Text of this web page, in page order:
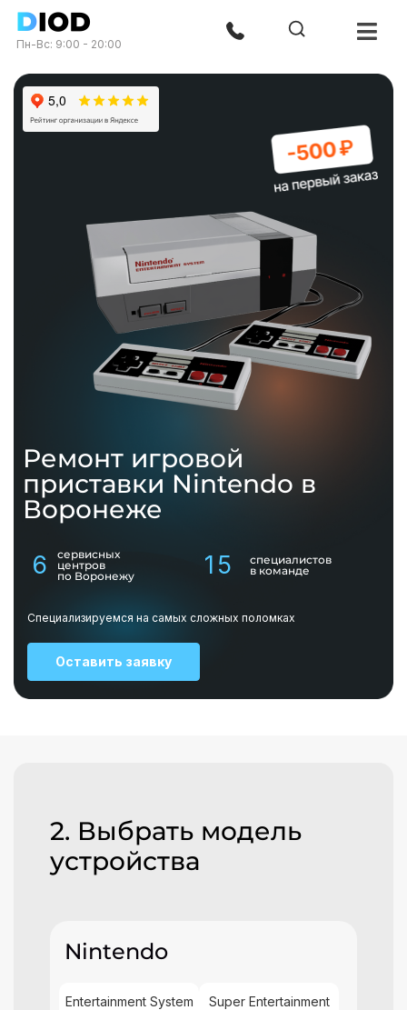
Пн-Вс: 9:00 - 20:00
Ремонт игровой
приставки Nintendo в
Воронеже
6
сервисных
центров
по Воронежу
15
специалистов
в команде
Специализируемся на самых сложных поломках
Оставить заявку
2. Выбрать модель
устройства
Nintendo
Entertainment System
Super Entertainment